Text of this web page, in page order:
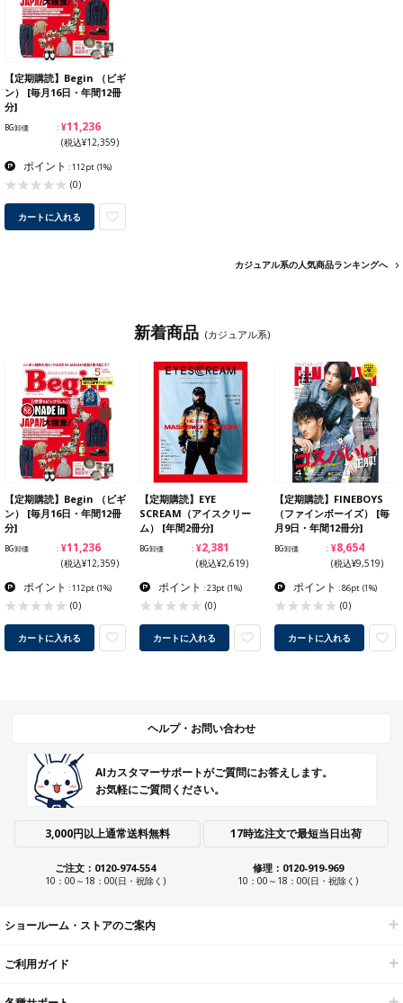
【定期購読】Begin （ビギ
ン） [毎月16日・年間12冊
分]
BG卸価 ¥11,236
(税込¥12,359)
ポイント : 112pt (1%)
(0)
カートに入れる
カジュアル系の人気商品ランキングへ
新着商品 (カジュアル系)
【定期購読】Begin （ビギ
ン） [毎月16日・年間12冊
分]
BG卸価 ¥11,236
(税込¥12,359)
ポイント : 112pt (1%)
(0)
カートに入れる
【定期購読】EYE
SCREAM（アイスクリー
ム） [年間2冊分]
BG卸価 ¥2,381
(税込¥2,619)
ポイント : 23pt (1%)
(0)
カートに入れる
【定期購読】FINEBOYS
（ファインボーイズ） [毎
月9日・年間12冊分]
BG卸価 ¥8,654
(税込¥9,519)
ポイント : 86pt (1%)
(0)
カートに入れる
ヘルプ・お問い合わせ
AIカスタマーサポートがご質問にお答えします。
お気軽にご質問ください。
3,000円以上通常送料無料 17時迄注文で最短当日出荷
ご注文：0120-974-554
10：00～18：00(日・祝除く)
修理：0120-919-969
10：00～18：00(日・祝除く)
ショールーム・ストアのご案内
ご利用ガイド